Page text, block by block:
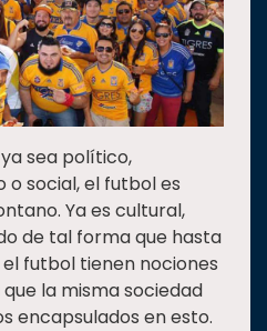
sea político,
social, el futbol es
Ya es cultural,
de tal forma que hasta
futbol tienen nociones
la misma sociedad
encapsulados en esto.